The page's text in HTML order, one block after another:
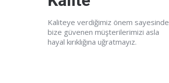
Kaliteye verdiğimiz önem sayesinde
bize güvenen müşterilerimizi asla
hayal kırıklığına uğratmayız.